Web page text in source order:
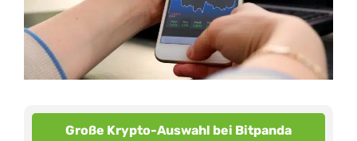
Große Krypto-Auswahl bei Bitpanda